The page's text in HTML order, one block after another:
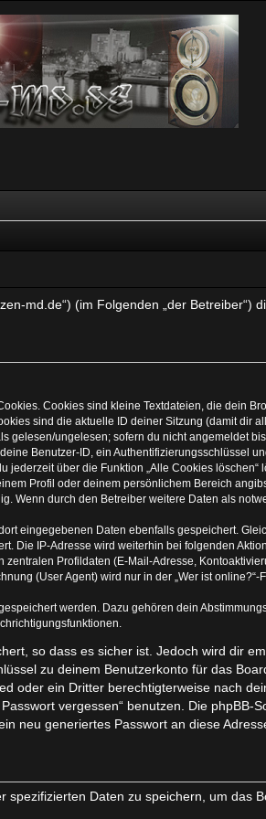
md.de“) (im Folgenden „der Betreiber“)
Cookies sind kleine Textdateien, die dein
sind die aktuelle ID deiner Sitzung (damit dir
gelesen/ungelesen; sofern du nicht angemeldet
Benutzer-ID, ein Authentifizierungsschlüssel
jederzeit über die Funktion „Alle Cookies löschen“
Profil oder deinem persönlichem Bereich
Wenn durch den Betreiber weitere Daten als
eingegebenen Daten ebenfalls gespeichert.
Die IP-Adresse wird weiterhin bei folgenden
Profildaten (E-Mail-Adresse,
(User Agent) wird nur in der „Wer ist
werden. Dazu gehören dein
so dass es sicher ist. Jedoch wird dir
zu deinem Benutzerkonto für das
oder ein Dritter berechtigterweise nach
vergessen“ benutzen. Die phpBB-
neu generiertes Passwort an diese
Daten zu speichern, um das